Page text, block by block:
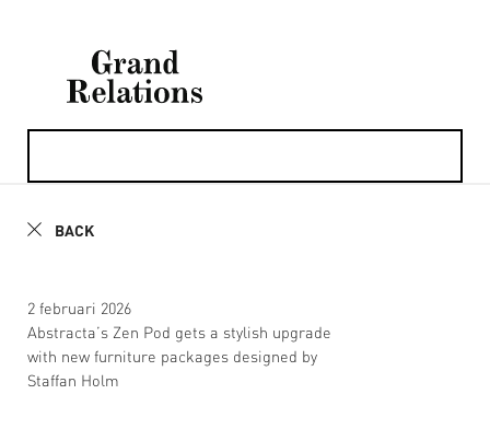
BACK
2 februari 2026
Abstracta’s Zen Pod gets a stylish upgrade
with new furniture packages designed by
Staffan Holm